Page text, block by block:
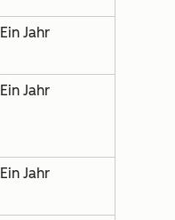
Ein Jahr
Ein Jahr
Ein Jahr